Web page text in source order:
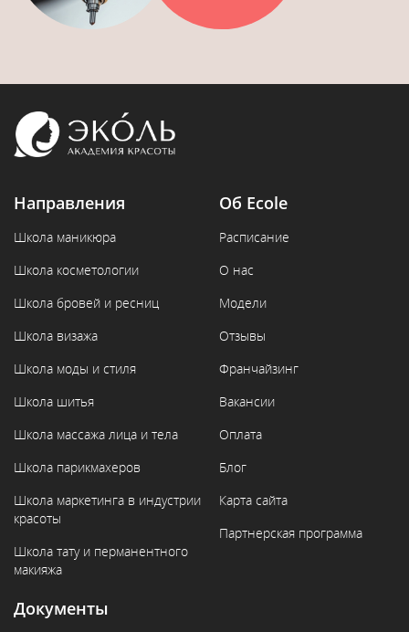
Направления
Школа маникюра
Школа косметологии
Школа бровей и ресниц
Школа визажа
Школа моды и стиля
Школа шитья
Школа массажа лица и тела
Школа парикмахеров
Школа маркетинга в индустрии
красоты
Школа тату и перманентного
макияжа
Об Ecole
Расписание
О нас
Модели
Отзывы
Франчайзинг
Вакансии
Оплата
Блог
Карта сайта
Партнерская программа
Документы